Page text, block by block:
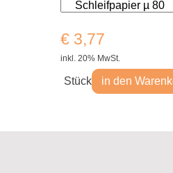
€ 3,77
inkl. 20% MwSt.
Stück in den